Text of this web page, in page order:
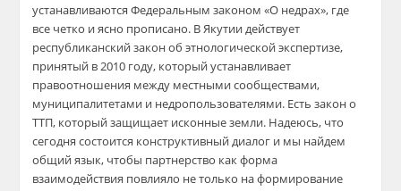
устанавливаются Федеральным законом «О недрах», где
все четко и ясно прописано. В Якутии действует
республиканский закон об этнологической экспертизе,
принятый в 2010 году, который устанавливает
правоотношения между местными сообществами,
муниципалитетами и недропользователями. Есть закон о
ТТП, который защищает исконные земли. Надеюсь, что
сегодня состоится конструктивный диалог и мы найдем
общий язык, чтобы партнерство как форма
взаимодействия повлияло не только на формирование